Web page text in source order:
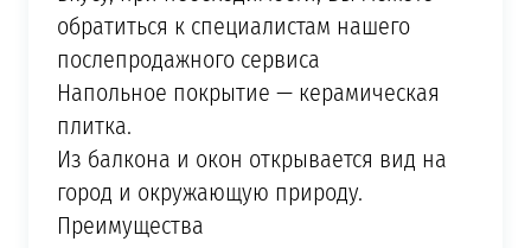
обратиться к специалистам нашего
послепродажного сервиса
Напольное покрытие — керамическая
плитка.
Из балкона и окон открывается вид на
город и окружающую природу.
Преимущества